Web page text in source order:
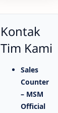
Kontak
Tim Kami
Sales
Counter
– MSM
Official